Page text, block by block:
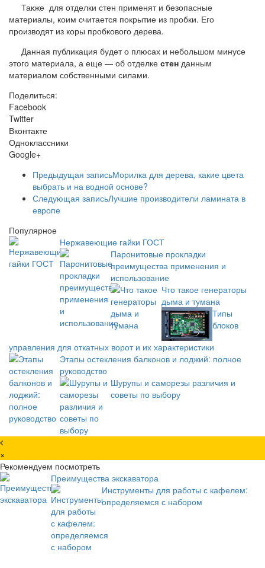
Также для отделки стен применят и безопасные
материалы, коим считается покрытие из пробки. Его
производят из коры пробкового дерева.
Данная публикация будет о плюсах и небольшом минусе
этого материала, а еще — об отделке стен данным
материалом собственными силами.
Поделиться:
Facebook
Twitter
Вконтакте
Одноклассники
Google+
Предыдущая записьМорилка для дерева, какие цвета
выбрать и на водной основе?
Следующая записьЛучшие производители ламината в
европе
Популярное
Нержавеющие гайки ГОСТ
Паронитовые прокладки
преимущества применения и
использование
Что такое генераторы
дыма и тумана
Типы
блоков
управления для откатных ворот и их характеристики
Этапы остекления балконов и лоджий: полное
руководство
Шурупы и саморезы различия и
советы по выбору
×
Рекомендуем посмотреть
Преимущества экскаватора
Инструменты для работы с кафелем:
определяемся с набором